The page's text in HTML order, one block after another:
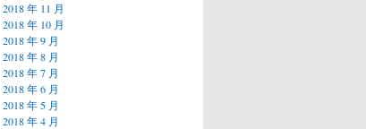
2018 年 11 月
2018 年 10 月
2018 年 9 月
2018 年 8 月
2018 年 7 月
2018 年 6 月
2018 年 5 月
2018 年 4 月